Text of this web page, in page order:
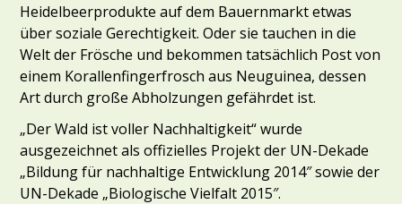
Heidelbeerprodukte auf dem Bauernmarkt etwas
über soziale Gerechtigkeit. Oder sie tauchen in die
Welt der Frösche und bekommen tatsächlich Post von
einem Korallenfingerfrosch aus Neuguinea, dessen
Art durch große Abholzungen gefährdet ist.
„Der Wald ist voller Nachhaltigkeit“ wurde
ausgezeichnet als offizielles Projekt der UN-Dekade
„Bildung für nachhaltige Entwicklung 2014″ sowie der
UN-Dekade „Biologische Vielfalt 2015″.